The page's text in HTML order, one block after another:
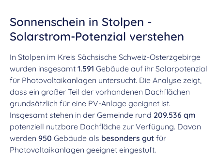
Sonnenschein in Stolpen -
Solarstrom-Potenzial verstehen
In Stolpen im Kreis Sächsische Schweiz-Osterzgebirge
wurden insgesamt 1.591 Gebäude auf ihr Solarpotenzial
für Photovoltaikanlagen untersucht. Die Analyse zeigt,
dass ein großer Teil der vorhandenen Dachflächen
grundsätzlich für eine PV-Anlage geeignet ist.
Insgesamt stehen in der Gemeinde rund 209.536 qm
potenziell nutzbare Dachfläche zur Verfügung. Davon
werden 950 Gebäude als besonders gut für
Photovoltaikanlagen geeignet eingestuft.